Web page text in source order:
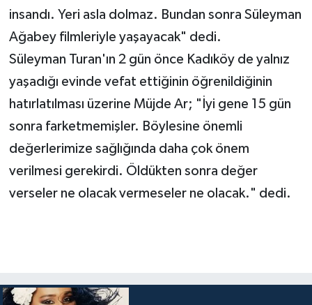
insandı. Yeri asla dolmaz. Bundan sonra Süleyman
Ağabey filmleriyle yaşayacak" dedi.
Süleyman Turan'ın 2 gün önce Kadıköy de yalnız
yaşadığı evinde vefat ettiğinin öğrenildiğinin
hatırlatılması üzerine Müjde Ar; "İyi gene 15 gün
sonra farketmemişler. Böylesine önemli
değerlerimize sağlığında daha çok önem
verilmesi gerekirdi. Öldükten sonra değer
verseler ne olacak vermeseler ne olacak." dedi.